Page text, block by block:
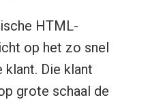
HTML-
op het zo snel
Die klant
grote schaal de